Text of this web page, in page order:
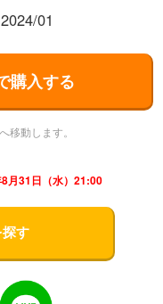
2024/01
購入する
移動します。
月31日（水）21:00
す